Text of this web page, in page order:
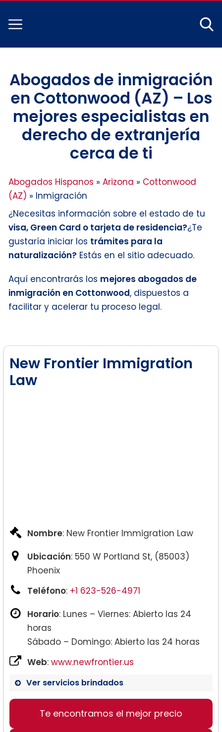
Abogados de inmigración
en Cottonwood (AZ) – Los
mejores especialistas en
derecho de extranjería
cerca de ti
Abogados Hispanos » Arizona » Cottonwood
(AZ) » Inmigración
¿Necesitas información sobre el estado de tu
visa, Green Card o tarjeta de residencia?¿Te
gustaría iniciar los trámites para la
naturalización? Estás en el sitio adecuado.
Aquí encontrarás los mejores abogados de
inmigración en Cottonwood, dispuestos a
facilitar y acelerar tu proceso legal.
New Frontier Immigration
Law
Nombre: New Frontier Immigration Law
Ubicación: 550 W Portland St, (85003)
Phoenix
Teléfono: +1 623-526-4971
Horario: Lunes – Viernes: Abierto las 24
horas
Sábado – Domingo: Abierto las 24 horas
Web: www.newfrontier.us
Ver servicios brindados
Te encontramos el mejor precio